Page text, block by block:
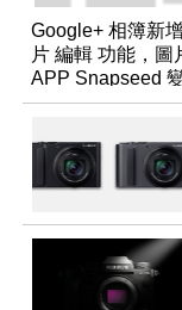
Google+ 相簿新
片 編輯 功能，圖
APP Snapseed
版